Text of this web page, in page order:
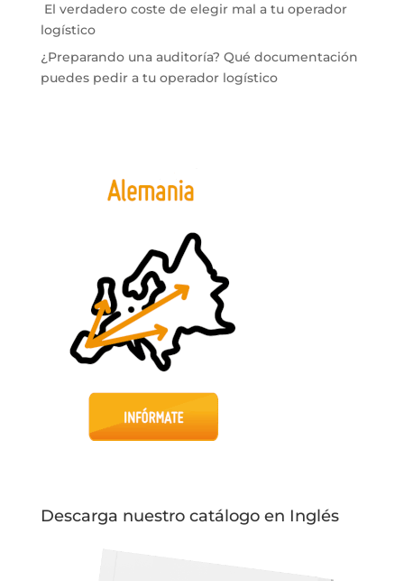
El verdadero coste de elegir mal a tu operador
logístico
¿Preparando una auditoría? Qué documentación
puedes pedir a tu operador logístico
Descarga nuestro catálogo en Inglés